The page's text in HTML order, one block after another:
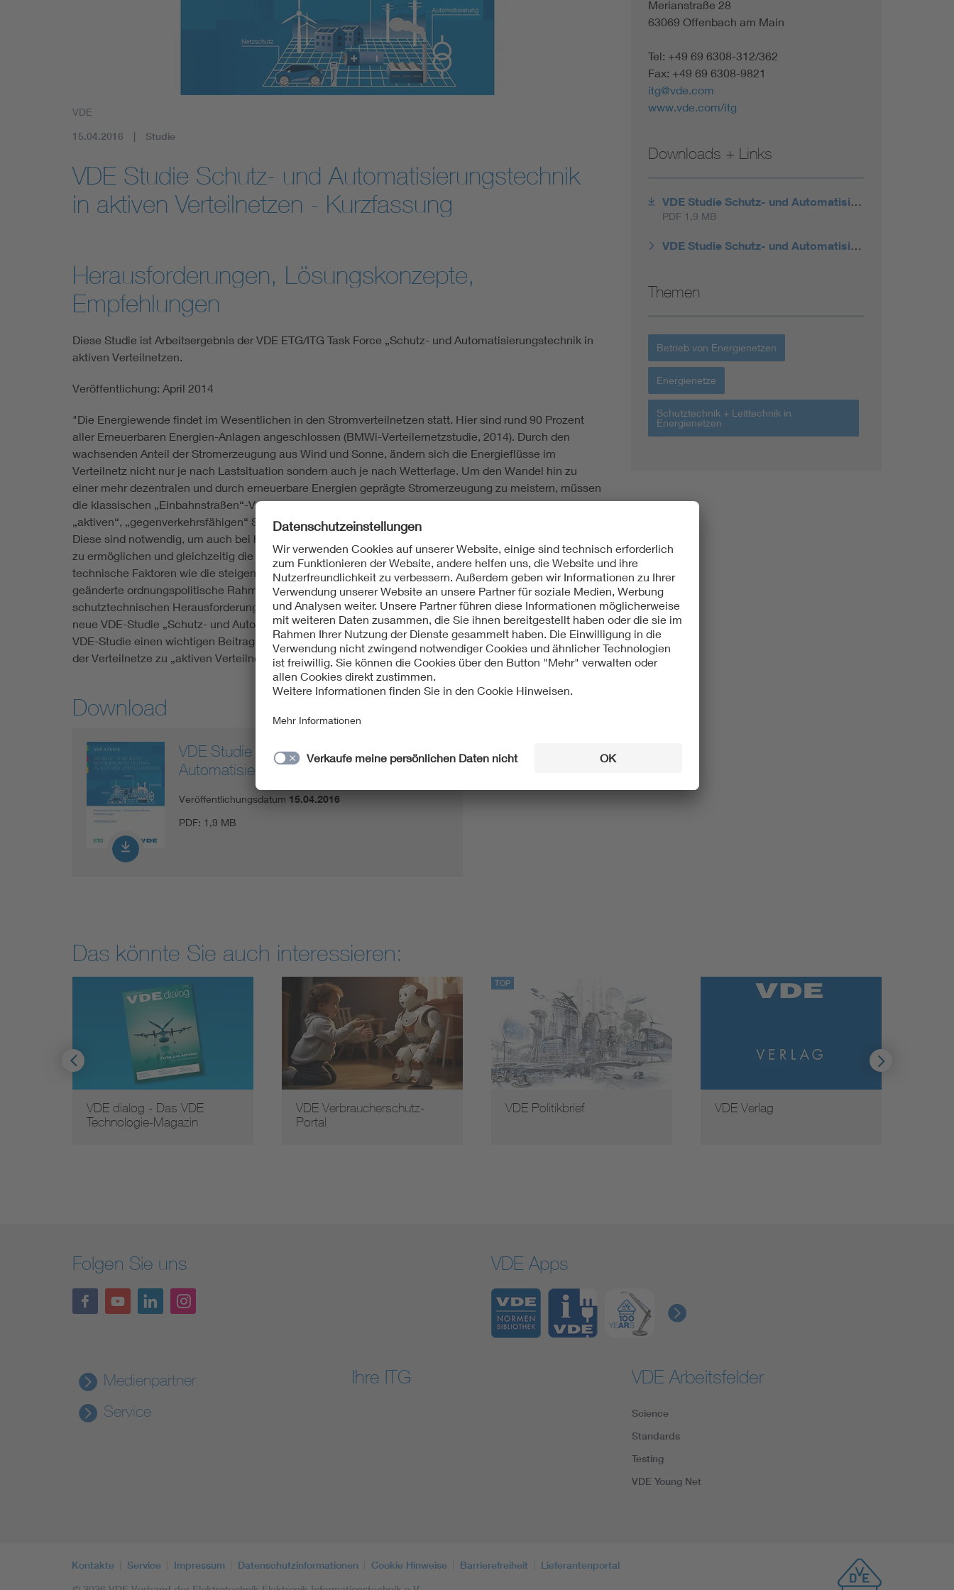
VDE
15.04.2016 Studie
VDE Studie Schutz- und Automatisierungstechnik
in aktiven Verteilnetzen - Kurzfassung
Herausforderungen, Lösungskonzepte,
Empfehlungen
Diese Studie ist Arbeitsergebnis der VDE ETG/ITG Task Force „Schutz- und Automatisierungstechnik in
aktiven Verteilnetzen.
Veröffentlichung: April 2014
"Die Energiewende findet im Wesentlichen in den Stromverteilnetzen statt. Hier sind rund 90 Prozent
aller Erneuerbaren Energien-Anlagen angeschlossen (BMWi-Verteilernetzstudie, 2014). Durch den
wachsenden Anteil der Stromerzeugung aus Wind und Sonne, ändern sich die Energieflüsse im
Verteilnetz nicht nur je nach Lastsituation sondern auch je nach Wetterlage. Um den Wandel hin zu
einer mehr dezentralen und durch erneuerbare Energien geprägte Stromerzeugung zu meistern, müssen
die klassischen „Einbahnstraßen“-Verteilnetze bedarfsgerecht mit IT-Intelligenz ausgestattet und zu
„aktiven“, „gegenverkehrsfähigen“ Smart Grids umgebaut werden.
Diese sind notwendig, um auch bei hochvolatiler Einspeisung einen sicheren und stabilen Netzbetrieb
zu ermöglichen und gleichzeitig die Netzausbaukosten zu begrenzen. Darüber hinaus gilt es, nicht-
technische Faktoren wie die steigende Anzahl von Marktteilnehmern, neue Geschäftsmodelle und
geänderte ordnungspolitische Rahmenbedingungen zu berücksichtigen. Welche automatisierungs- und
schutztechnischen Herausforderungen mit dem Umbau im einzelnen verbunden sind, beleuchtet die
neue VDE-Studie „Schutz- und Automatisierungstechnik in aktiven Verteilnetzen“. Damit leistet die
VDE-Studie einen wichtigen Beitrag zur Weiterentwicklung
der Verteilnetze zu „aktiven Verteilnetzen“ und zu entsprechenden Migrationspfaden. ...)
Merianstraße 28
63069 Offenbach am Main
Tel: +49 69 6308-312/362
Fax: +49 69 6308-9821
itg@vde.com
www.vde.com/itg
Downloads + Links
VDE Studie Schutz- und Automatisierungstechnik - Kurzfassung
PDF 1,9 MB
VDE Studie Schutz- und Automatisierungstechnik in aktiven Verteilnetzen - Gesamtstudie
Themen
Betrieb von Energienetzen
Energienetze
Schutztechnik + Leittechnik in
Energienetzen
Download
VDE Studie Schutz- und
Automatisierungstechnik - Kurzfassung
Veröffentlichungsdatum 15.04.2016
PDF: 1,9 MB
Das könnte Sie auch interessieren:
VDE dialog - Das VDE
Technologie-Magazin
VDE Verbraucherschutz-
Portal
TOP
VDE Politikbrief VDE Verlag
Folgen Sie uns VDE Apps
Medienpartner
Service
Ihre ITG VDE Arbeitsfelder
Science
Standards
Testing
VDE Young Net
Kontakte Service Impressum Datenschutzinformationen Cookie Hinweise Barrierefreiheit
Lieferantenportal